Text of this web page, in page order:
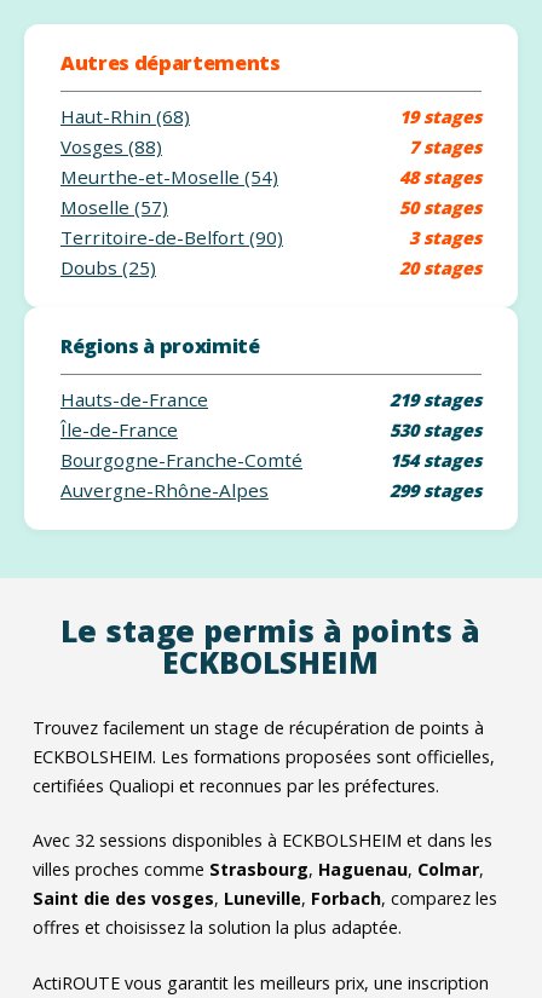
Autres départements
Haut-Rhin (68) 19 stages
Vosges (88) 7 stages
Meurthe-et-Moselle (54) 48 stages
Moselle (57) 50 stages
Territoire-de-Belfort (90) 3 stages
Doubs (25) 20 stages
Régions à proximité
Hauts-de-France 219 stages
Île-de-France 530 stages
Bourgogne-Franche-Comté 154 stages
Auvergne-Rhône-Alpes 299 stages
Le stage permis à points à
ECKBOLSHEIM
Trouvez facilement un stage de récupération de points à
ECKBOLSHEIM. Les formations proposées sont officielles,
certifiées Qualiopi et reconnues par les préfectures.
Avec 32sessions disponibles à ECKBOLSHEIM et dans les
villes proches comme Strasbourg, Haguenau, Colmar,
Saint die des vosges, Luneville, Forbach, comparez les
offres et choisissez la solution la plus adaptée.
ActiROUTE vous garantit les meilleurs prix, une inscription